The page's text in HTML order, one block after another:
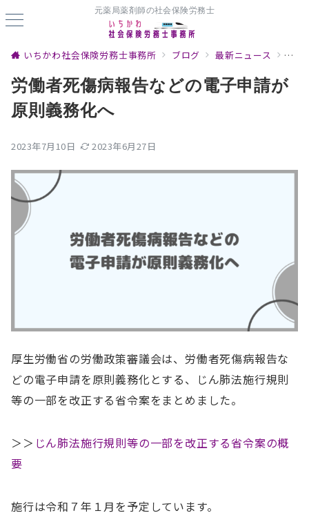
元薬局薬剤師の社会保険労務士
いちかわ社会保険労務士事務所 ブログ 最新ニュース 労
労働者死傷病報告などの電子申請が
原則義務化へ
2023年7月10日 2023年6月27日
厚生労働省の労働政策審議会は、労働者死傷病報告な
どの電子申請を原則義務化とする、じん肺法施行規則
等の一部を改正する省令案をまとめました。
＞＞ じん肺法施行規則等の一部を改正する省令案の概
要
施行は令和７年１月を予定しています。